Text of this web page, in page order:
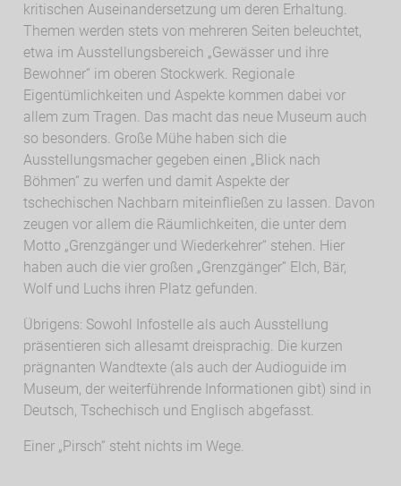
kritischen Auseinandersetzung um deren Erhaltung.
Themen werden stets von mehreren Seiten beleuchtet,
etwa im Ausstellungsbereich „Gewässer und ihre
Bewohner“ im oberen Stockwerk. Regionale
Eigentümlichkeiten und Aspekte kommen dabei vor
allem zum Tragen. Das macht das neue Museum auch
so besonders. Große Mühe haben sich die
Ausstellungsmacher gegeben einen „Blick nach
Böhmen“ zu werfen und damit Aspekte der
tschechischen Nachbarn miteinfließen zu lassen. Davon
zeugen vor allem die Räumlichkeiten, die unter dem
Motto „Grenzgänger und Wiederkehrer“ stehen. Hier
haben auch die vier großen „Grenzgänger“ Elch, Bär,
Wolf und Luchs ihren Platz gefunden.
Übrigens: Sowohl Infostelle als auch Ausstellung
präsentieren sich allesamt dreisprachig. Die kurzen
prägnanten Wandtexte (als auch der Audioguide im
Museum, der weiterführende Informationen gibt) sind in
Deutsch, Tschechisch und Englisch abgefasst.
Einer „Pirsch“ steht nichts im Wege.